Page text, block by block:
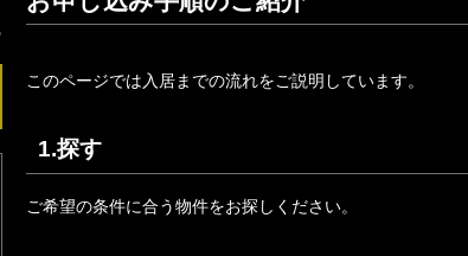
このページでは入居までの流れをご説明しています。
1.探す
ご希望の条件に合う物件をお探しください。